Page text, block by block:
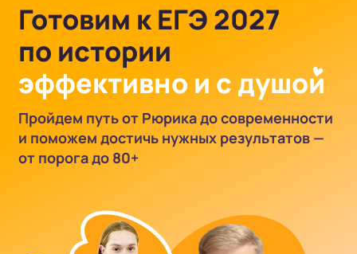
Готовим к ЕГЭ 2027
по истории
эффективно и с душои
Пройдем путь от Рюрика до современности
и поможем достичь нужных результатов —
от порога до 80+